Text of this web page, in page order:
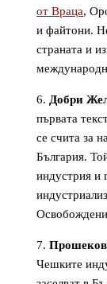
от Враца,
и файтони.
страната и
Добри
първата
се счита за
България.
индустрия и
Чешките